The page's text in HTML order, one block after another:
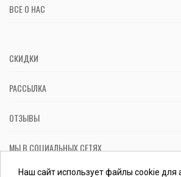
ВСЕ О НАС
СКИДКИ
РАССЫЛКА
ОТЗЫВЫ
МЫ В СОЦИАЛЬНЫХ СЕТЯХ
Вас обслуживает ФЛП Косташ С.И., номер
Наш сайт использует файлы cookie для